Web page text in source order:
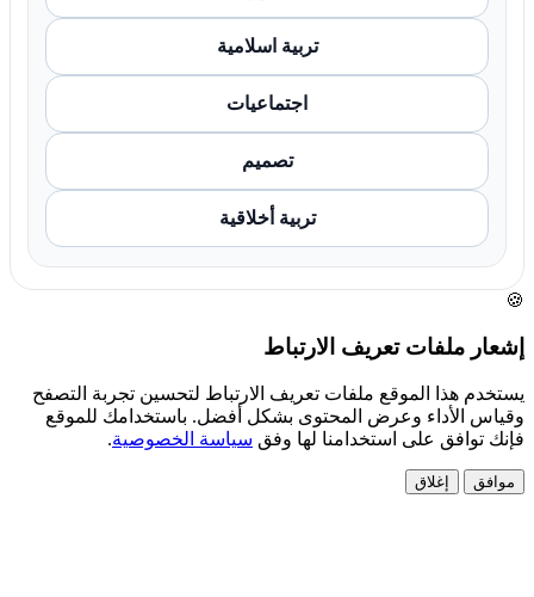
تربية اسلامية
اجتماعيات
تصميم
تربية أخلاقية
🍪
إشعار ملفات تعريف الارتباط
يستخدم هذا الموقع ملفات تعريف الارتباط لتحسين تجربة التصفح
وقياس الأداء وعرض المحتوى بشكل أفضل. باستخدامك للموقع
فإنك توافق على استخدامنا لها وفق سياسة الخصوصية.
موافق إغلاق